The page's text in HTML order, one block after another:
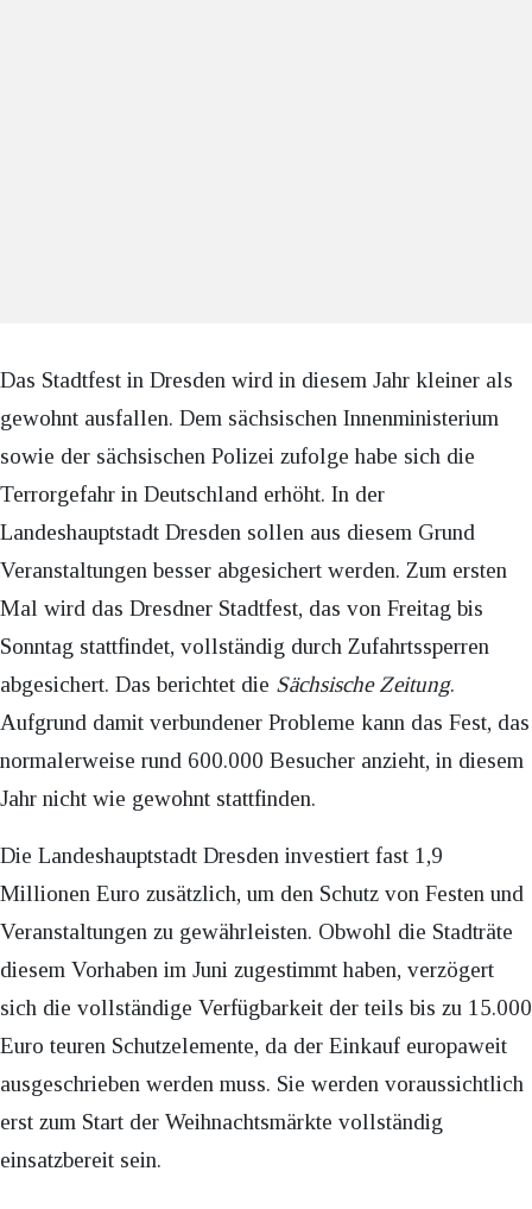
Das Stadtfest in Dresden wird in diesem Jahr kleiner als
gewohnt ausfallen. Dem sächsischen Innenministerium
sowie der sächsischen Polizei zufolge habe sich die
Terrorgefahr in Deutschland erhöht. In der
Landeshauptstadt Dresden sollen aus diesem Grund
Veranstaltungen besser abgesichert werden. Zum ersten
Mal wird das Dresdner Stadtfest, das von Freitag bis
Sonntag stattfindet, vollständig durch Zufahrtssperren
abgesichert. Das berichtet die Sächsische Zeitung.
Aufgrund damit verbundener Probleme kann das Fest, das
normalerweise rund 600.000 Besucher anzieht, in diesem
Jahr nicht wie gewohnt stattfinden.
Die Landeshauptstadt Dresden investiert fast 1,9
Millionen Euro zusätzlich, um den Schutz von Festen und
Veranstaltungen zu gewährleisten. Obwohl die Stadträte
diesem Vorhaben im Juni zugestimmt haben, verzögert
sich die vollständige Verfügbarkeit der teils bis zu 15.000
Euro teuren Schutzelemente, da der Einkauf europaweit
ausgeschrieben werden muss. Sie werden voraussichtlich
erst zum Start der Weihnachtsmärkte vollständig
einsatzbereit sein.